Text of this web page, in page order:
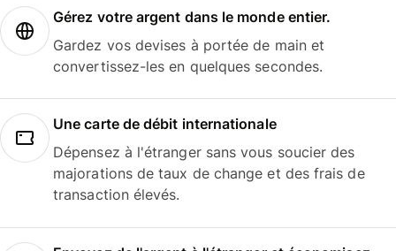
Gérez votre argent dans le monde entier.
Gardez vos devises à portée de main et
convertissez-les en quelques secondes.
Une carte de débit internationale
Dépensez à l'étranger sans vous soucier des
majorations de taux de change et des frais de
transaction élevés.